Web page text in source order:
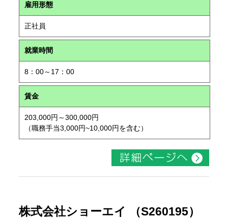
雇用形態
正社員
就業時間
8：00～17：00
賃金
203,000円～300,000円
（職務手当3,000円~10,000円を含む）
株式会社ショーエイ （S260195）